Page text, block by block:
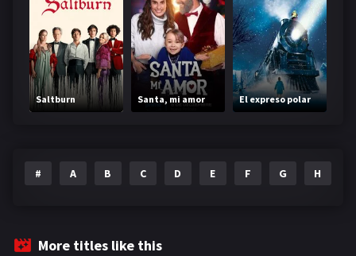
Saltburn Santa, mi amor El expreso polar
# A B C D E F G H
More titles like this